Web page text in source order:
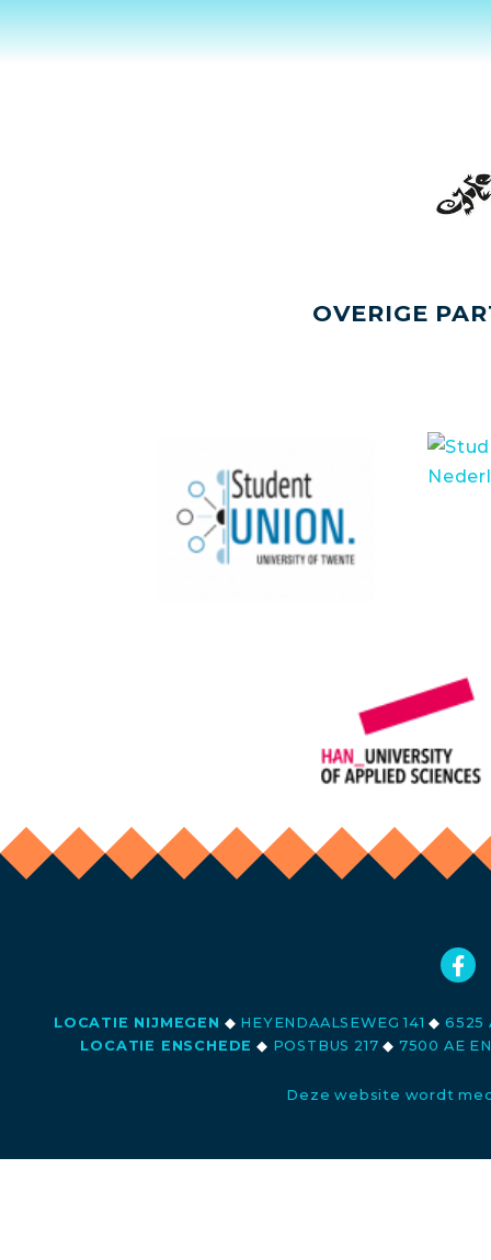
OVERIGE
LOCATIE NIJMEGEN ◆ HEYENDAALSEWEG 141◆ 6525
LOCATIE ENSCHEDE ◆ POSTBUS 217◆ 7500 AE
Deze website wordt